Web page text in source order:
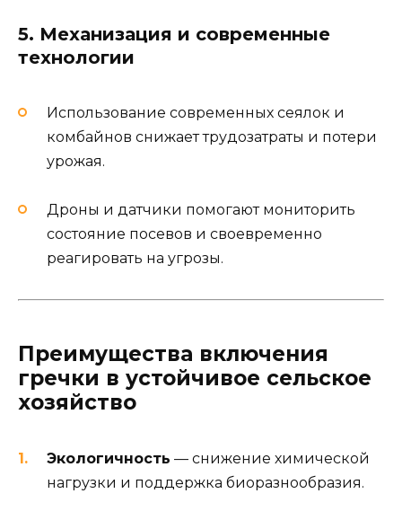
5. Механизация и современные
технологии
Использование современных сеялок и
комбайнов снижает трудозатраты и потери
урожая.
Дроны и датчики помогают мониторить
состояние посевов и своевременно
реагировать на угрозы.
Преимущества включения
гречки в устойчивое сельское
хозяйство
Экологичность — снижение химической
нагрузки и поддержка биоразнообразия.